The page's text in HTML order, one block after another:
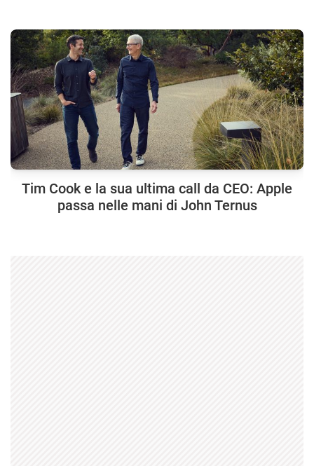
Tim Cook e la sua ultima call da CEO: Apple
passa nelle mani di John Ternus